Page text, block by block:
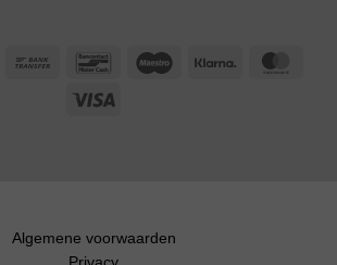
IDeal
Bank
BancontactMaestro Klarna
Algemene voorwaarden